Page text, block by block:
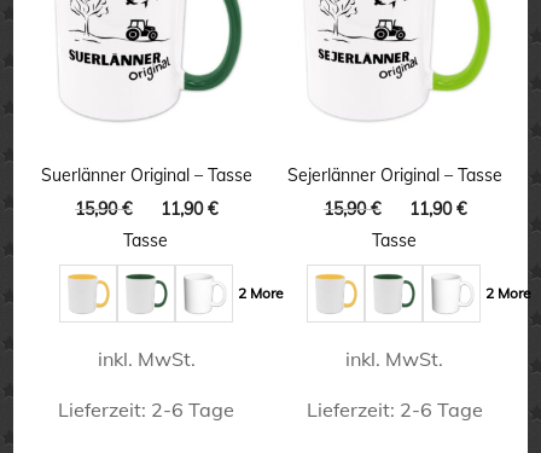
auf.
Die
Optionen
auf
der
Produktseite
gewählt
Varianten
auf.
können
auf
der
Produktseite
gewählt
werden
Suerlänner Original – Tasse
15,90€
Ursprünglicher
Preis
15,90 €
11,90€
11,90 €.
Tasse
2 More
inkl. MwSt.
Lieferzeit: 2-6 Tage
Sejerlänner Original – Tasse
15,90€
Ursprünglicher
Preis
15,90 €
11,90€
11,90 €.
Tasse
2 More
inkl. MwSt.
Lieferzeit: 2-6 Tage